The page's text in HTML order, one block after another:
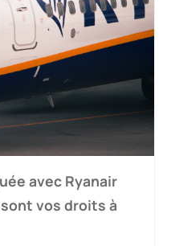
avec Ryanair
vos droits à